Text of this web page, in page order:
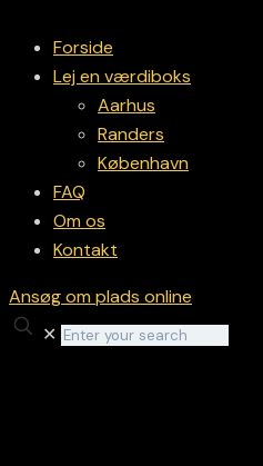
Forside
Lej en værdiboks
Aarhus
Randers
København
FAQ
Om os
Kontakt
Ansøg om plads online
✕